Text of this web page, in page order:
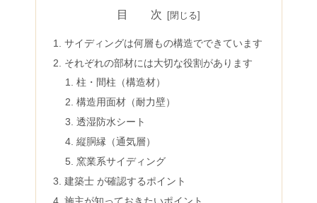
目 次
サイディングは何層もの構造でできています
それぞれの部材には大切な役割があります
柱・間柱（構造材）
構造用面材（耐力壁）
透湿防水シート
縦胴縁（通気層）
窯業系サイディング
建築士 が確認するポイント
施主が知っておきたいポイント